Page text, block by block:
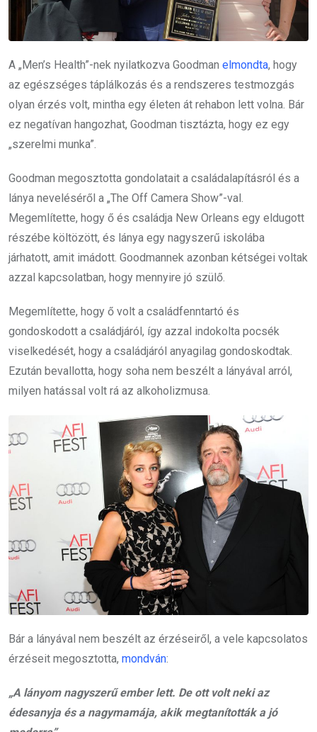
A „Men’s Health”-nek nyilatkozva Goodman elmondta, hogy
az egészséges táplálkozás és a rendszeres testmozgás
olyan érzés volt, mintha egy életen át rehabon lett volna. Bár
ez negatívan hangozhat, Goodman tisztázta, hogy ez egy
„szerelmi munka”.
Goodman megosztotta gondolatait a családalapításról és a
lánya neveléséről a „The Off Camera Show”-val.
Megemlítette, hogy ő és családja New Orleans egy eldugott
részébe költözött, és lánya egy nagyszerű iskolába
járhatott, amit imádott. Goodmannek azonban kétségei voltak
azzal kapcsolatban, hogy mennyire jó szülő.
Megemlítette, hogy ő volt a családfenntartó és
gondoskodott a családjáról, így azzal indokolta pocsék
viselkedését, hogy a családjáról anyagilag gondoskodtak.
Ezután bevallotta, hogy soha nem beszélt a lányával arról,
milyen hatással volt rá az alkoholizmusa.
Bár a lányával nem beszélt az érzéseiről, a vele kapcsolatos
érzéseit megosztotta, mondván:
„A lányom nagyszerű ember lett. De ott volt neki az
édesanyja és a nagymamája, akik megtanították a jó